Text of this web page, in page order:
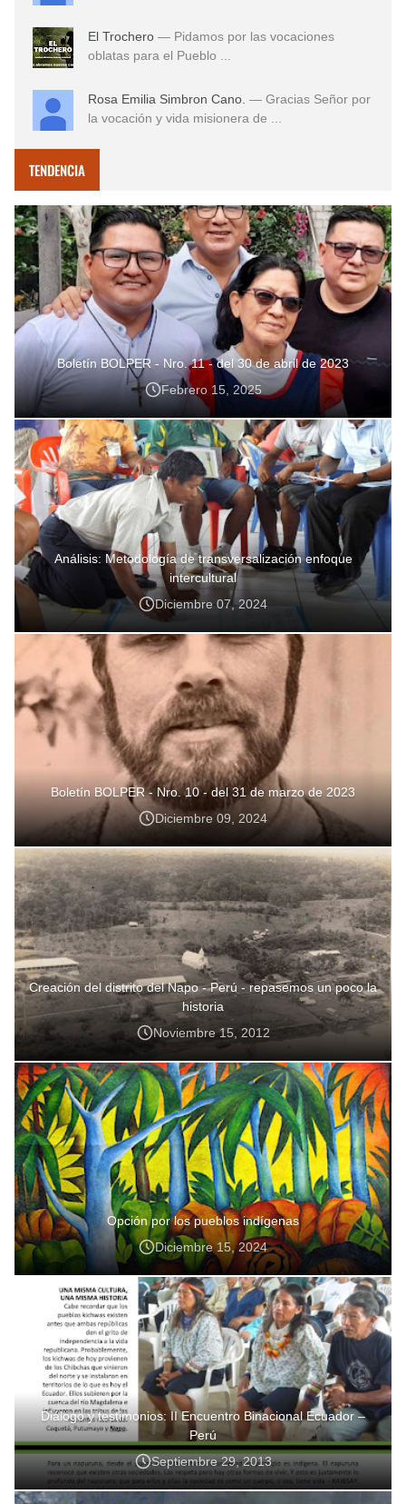
El Trochero — Pidamos por las vocaciones
oblatas para el Pueblo ...
Rosa Emilia Simbron Cano. — Gracias Señor por
la vocación y vida misionera de ...
TENDENCIA
Boletín BOLPER - Nro. 11 - del 30 de abril de 2023
Febrero 15, 2025
Análisis: Metodología de transversalización enfoque
intercultural
Diciembre 07, 2024
Boletín BOLPER - Nro. 10 - del 31 de marzo de 2023
Diciembre 09, 2024
Creación del distrito del Napo - Perú - repasemos un poco la
historia
Noviembre 15, 2012
Opción por los pueblos indígenas
Diciembre 15, 2024
Diálogo y testimonios: II Encuentro Binacional Ecuador –
Perú
Septiembre 29, 2013